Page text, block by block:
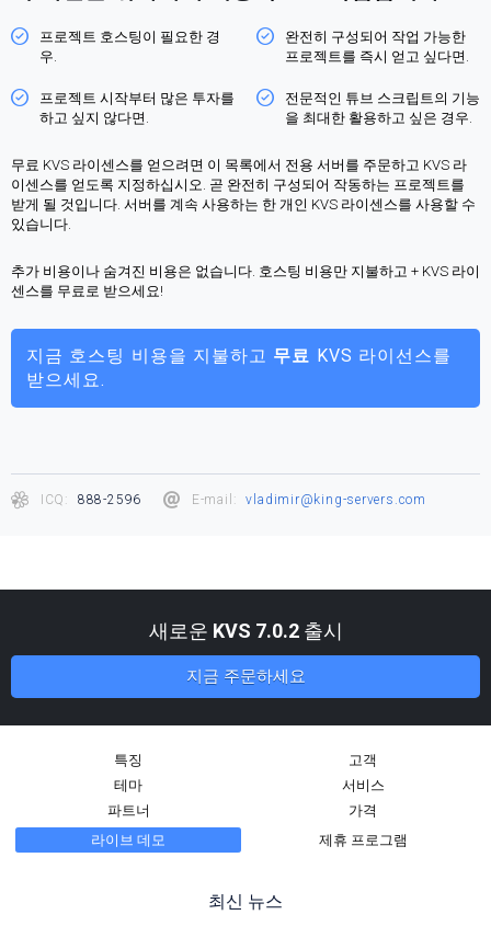
프로젝트 호스팅이 필요한 경
우.
완전히 구성되어 작업 가능한
프로젝트를 즉시 얻고 싶다면.
프로젝트 시작부터 많은 투자를
하고 싶지 않다면.
전문적인 튜브 스크립트의 기능
을 최대한 활용하고 싶은 경우.
무료 KVS 라이센스를 얻으려면 이 목록에서 전용 서버를 주문하고 KVS 라
이센스를 얻도록 지정하십시오. 곧 완전히 구성되어 작동하는 프로젝트를
받게 될 것입니다. 서버를 계속 사용하는 한 개인 KVS 라이센스를 사용할 수
있습니다.
추가 비용이나 숨겨진 비용은 없습니다. 호스팅 비용만 지불하고 + KVS 라이
센스를 무료로 받으세요!
지금 호스팅 비용을 지불하고 무료 KVS 라이선스를
받으세요.
ICQ: 888-2596 E-mail: vladimir@king-servers.com
새로운 KVS 7.0.2출시
지금 주문하세요
특징
고객
테마
서비스
파트너
가격
라이브 데모
제휴 프로그램
최신 뉴스